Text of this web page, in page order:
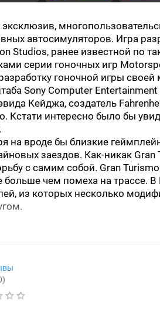
эксклюзив,
автосимуляторов. Игра
Studios, ранее известной по
серии гоночных игр
гоночной игры
Sony Computer
Кейджа, создатель
Кстати интересно было бы
на вроде бы близкие
заездов. Как-никак Gran
с самим собой. Gran
больше чем помеха на трассе.
из которых несколько
)